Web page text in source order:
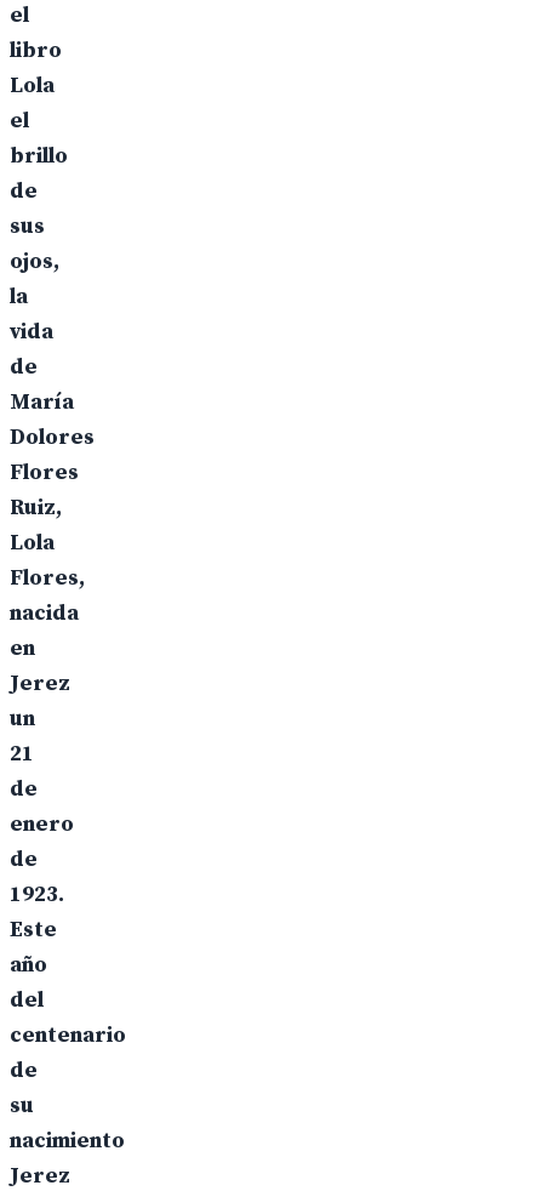
el
libro
Lola
el
brillo
de
sus
ojos,
la
vida
de
María
Dolores
Flores
Ruiz,
Lola
Flores,
nacida
en
Jerez
un
21
de
enero
de
1923.
Este
año
del
centenario
de
su
nacimiento
Jerez